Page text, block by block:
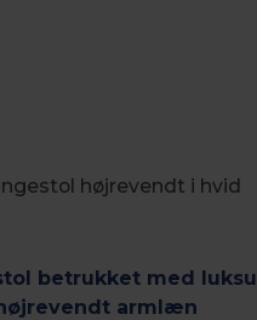
højrevendt i hvid
betrukket med
armlæn